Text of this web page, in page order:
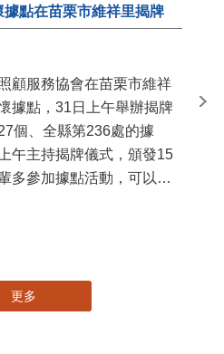
點在苗栗市維祥里揭牌
顧服務協會在苗栗市維祥
據點，31日上午舉辦揭牌
個、全縣第236處的據
午主持揭牌儀式，頒發15
多參加據點活動，可以更
苗
更多